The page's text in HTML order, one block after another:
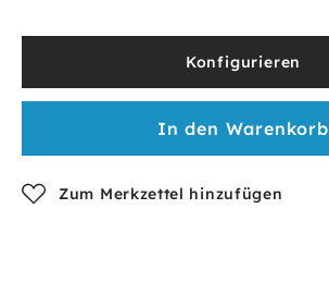
Konfigurieren
In den Warenkorb
Zum Merkzettel hinzufügen